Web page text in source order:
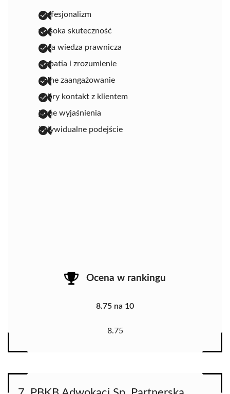
profesjonalizm
wysoka skuteczność
duża wiedza prawnicza
empatia i zrozumienie
pełne zaangażowanie
dobry kontakt z klientem
jasne wyjaśnienia
indywidualne podejście
Ocena w rankingu
8.75 na 10
8.75